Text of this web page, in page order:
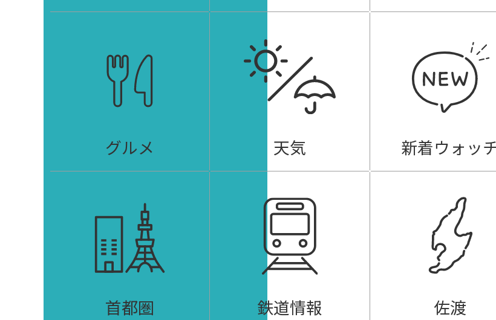
グルメ 天気 新着ウォッ
首都圏 鉄道情報 佐渡